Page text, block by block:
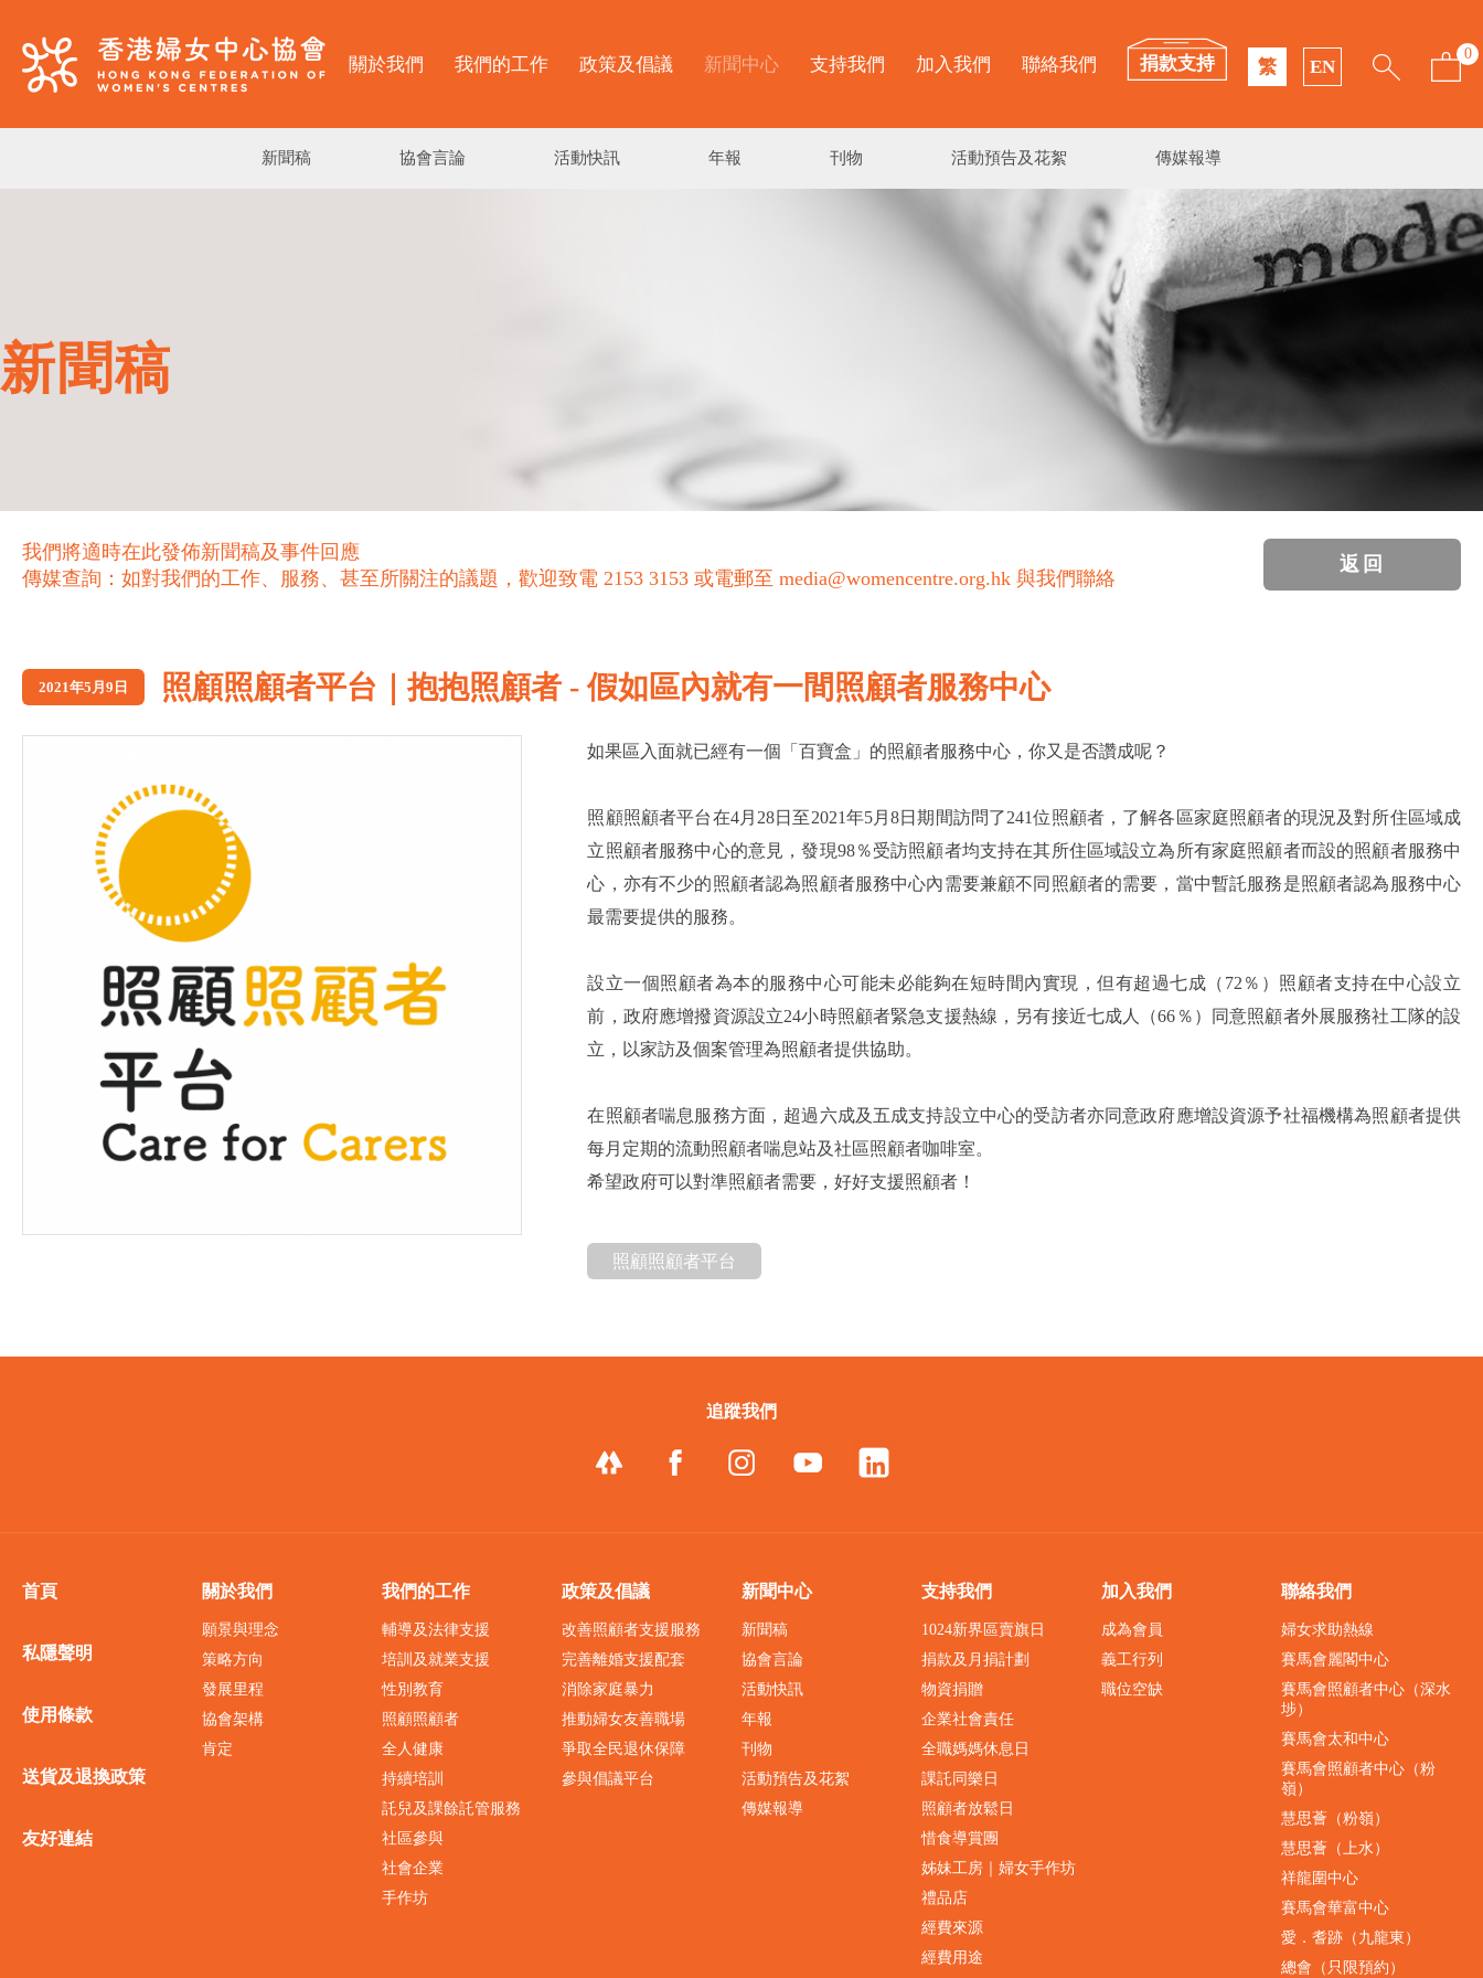
關於我們 我們的工作 政策及倡議 新聞中心 支持我們 加入我們 聯絡我們 捐款支持 繁 EN
0
新聞稿 協會言論 活動快訊 年報 刊物 活動預告及花絮 傳媒報導
新聞稿
我們將適時在此發佈新聞稿及事件回應
傳媒查詢：如對我們的工作、服務、甚至所關注的議題，歡迎致電 2153 3153 或電郵至 media@womencentre.org.hk 與我們聯絡
返回
2021年5月9日 照顧照顧者平台｜抱抱照顧者 - 假如區內就有一間照顧者服務中心
如果區入面就已經有一個「百寶盒」的照顧者服務中心，你又是否讚成呢？
照顧照顧者平台在4月28日至2021年5月8日期間訪問了241位照顧者，了解各區家庭照顧者的現況及對所住區域成
立照顧者服務中心的意見，發現98％受訪照顧者均支持在其所住區域設立為所有家庭照顧者而設的照顧者服務中
心，亦有不少的照顧者認為照顧者服務中心內需要兼顧不同照顧者的需要，當中暫託服務是照顧者認為服務中心
最需要提供的服務。
設立一個照顧者為本的服務中心可能未必能夠在短時間內實現，但有超過七成（72％）照顧者支持在中心設立
前，政府應增撥資源設立24小時照顧者緊急支援熱線，另有接近七成人（66％）同意照顧者外展服務社工隊的設
立，以家訪及個案管理為照顧者提供協助。
在照顧者喘息服務方面，超過六成及五成支持設立中心的受訪者亦同意政府應增設資源予社福機構為照顧者提供
每月定期的流動照顧者喘息站及社區照顧者咖啡室。
希望政府可以對準照顧者需要，好好支援照顧者！
照顧照顧者平台
追蹤我們
首頁
私隱聲明
使用條款
送貨及退換政策
友好連結
關於我們
願景與理念
策略方向
發展里程
協會架構
肯定
我們的工作
輔導及法律支援
培訓及就業支援
性別教育
照顧照顧者
全人健康
持續培訓
託兒及課餘託管服務
社區參與
社會企業
手作坊
政策及倡議
改善照顧者支援服務
完善離婚支援配套
消除家庭暴力
推動婦女友善職場
爭取全民退休保障
參與倡議平台
新聞中心
新聞稿
協會言論
活動快訊
年報
刊物
活動預告及花絮
傳媒報導
支持我們
1024新界區賣旗日
捐款及月捐計劃
物資捐贈
企業社會責任
全職媽媽休息日
課託同樂日
照顧者放鬆日
惜食導賞團
姊妹工房｜婦女手作坊
禮品店
經費來源
經費用途
加入我們
成為會員
義工行列
職位空缺
聯絡我們
婦女求助熱線
賽馬會麗閣中心
賽馬會照顧者中心（深水
埗）
賽馬會太和中心
賽馬會照顧者中心（粉
嶺）
慧思薈（粉嶺）
慧思薈（上水）
祥龍圍中心
賽馬會華富中心
愛．耆跡（九龍東）
總會（只限預約）